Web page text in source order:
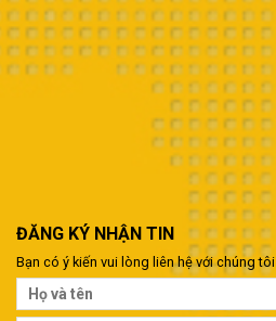
ĐĂNG KÝ NHẬN TIN
Bạn có ý kiến vui lòng liên hệ với chúng tôi